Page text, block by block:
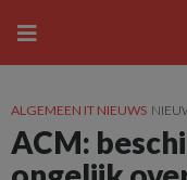
ALGEMEEN IT NIEUWS
ACM: